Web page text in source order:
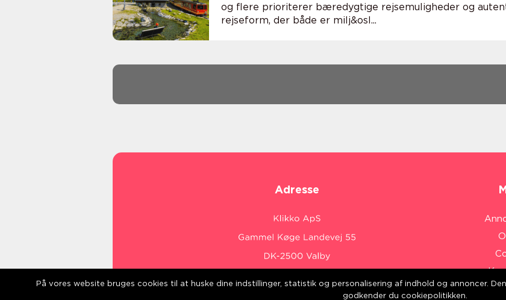
og flere prioriterer bæredygtige rejsemuligheder og
rejseform, der både er milj&osl...
Adresse
På vores website bruges cookies til at huske dine indstillinger, statistik og personalisering af indhold og annoncer.
godkender du cookiepolitikken.